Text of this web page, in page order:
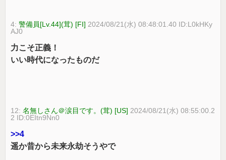
4:警備員[Lv.44](茸) [FI] 2024/08/21(水) 08:48:01.40 ID:L0kHKy
AJ0
力こそ正義！
いい時代になったものだ
12:名無しさん＠涙目です。(茸) [US] 2024/08/21(水) 08:55:00.2
2 ID:0EItn9Nn0
>>4
遥か昔から未来永劫そうやで